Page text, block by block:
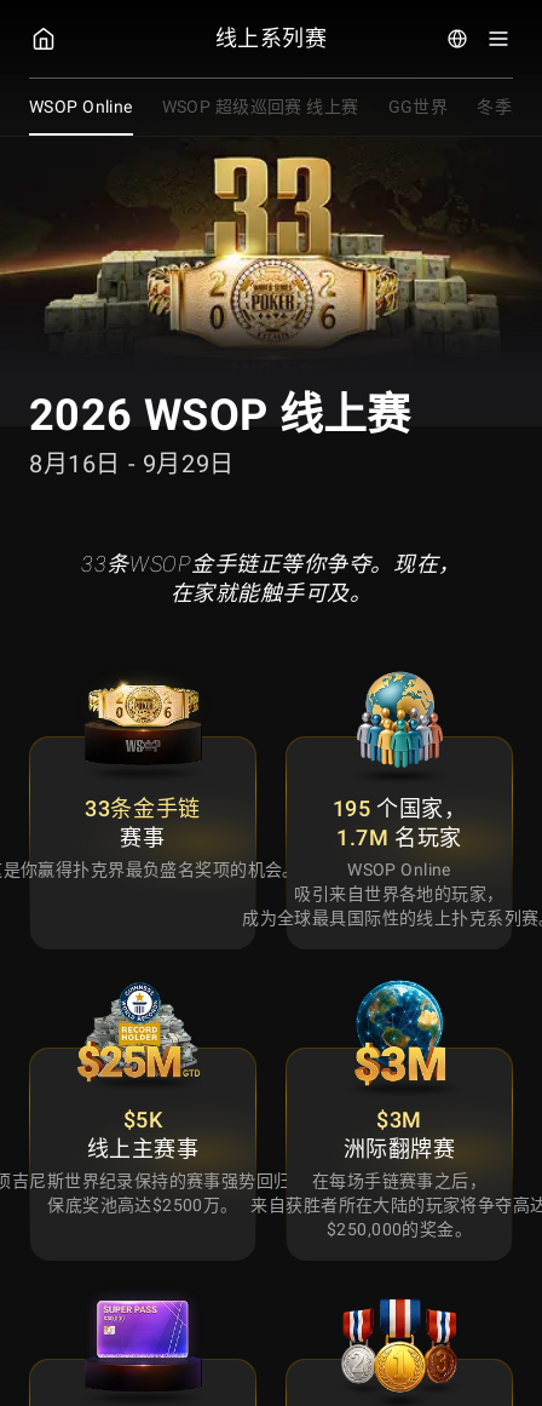
线上系列赛
WSOP Online WSOP 超级巡回赛 线上赛 GG世界 冬季赠
2026 WSOP 线上赛
8月16日 - 9月29日
33条WSOP金手链正等你争夺。现在，
在家就能触手可及。
33条金手链
赛事
你赢得扑克界最负盛名奖项的机会。
195 个国家，
1.7M 名玩家
WSOP Online
吸引来自世界各地的玩家，
成为全球最具国际性的线上扑克系列赛
$5K
线上主赛事
吉尼斯世界纪录保持的赛事强势回归，
保底奖池高达$2500万。
$3M
洲际翻牌赛
在每场手链赛事之后，
来自获胜者所在大陆的玩家将争夺高
$250,000的奖金。